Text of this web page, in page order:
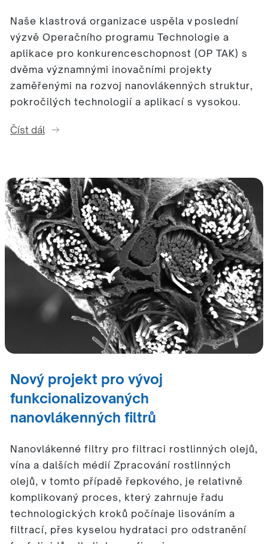
Naše klastrová organizace uspěla v poslední
výzvě Operačního programu Technologie a
aplikace pro konkurenceschopnost (OP TAK) s
dvěma významnými inovačními projekty
zaměřenými na rozvoj nanovlákenných struktur,
pokročilých technologií a aplikací s vysokou.
Číst dál
Nový projekt pro vývoj
funkcionalizovaných
nanovlákenných filtrů
Nanovlákenné filtry pro filtraci rostlinných olejů,
vína a dalších médií Zpracování rostlinných
olejů, v tomto případě řepkového, je relativně
komplikovaný proces, který zahrnuje řadu
technologických kroků počínaje lisováním a
filtrací, přes kyselou hydrataci pro odstranění